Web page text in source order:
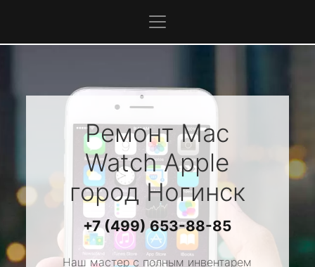
Ремонт Mac
WatchApple
город Ногинск
+7 (499) 653-88-85
Наш мастер с полным инвентарем